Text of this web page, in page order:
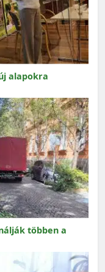
alapokra
többen a